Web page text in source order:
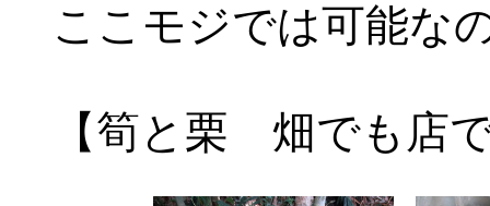
ここモジでは可能な
【筍と栗 畑でも店